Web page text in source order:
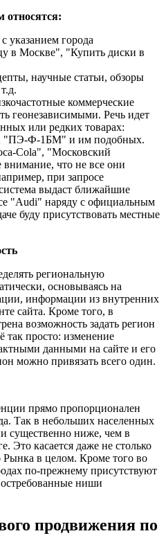
относятся:
указанием города
в Москве", "Купить диски в
научные статьи, обзоры
коммерческие
геонезависимыми. Речь идет
или редких товарах:
"ПЭ-Ф-1БМ" и им подобных.
Cola", "Московский
что не все они
при запросе
выдаст ближайшие
"Audi" наряду с официальным
буду присутствовать местные
региональную
основываясь на
информации из внутренних
сайта. Кроме того, в
возможность задать регион
так просто: изменение
данными на сайте и его
можно привязать всего один.
прямо пропорционален
Так в небольших населенных
существенно ниже, чем в
Это касается даже не столько
в целом. Кроме того во
по-прежнему присутствуют
ниши
продвижения по